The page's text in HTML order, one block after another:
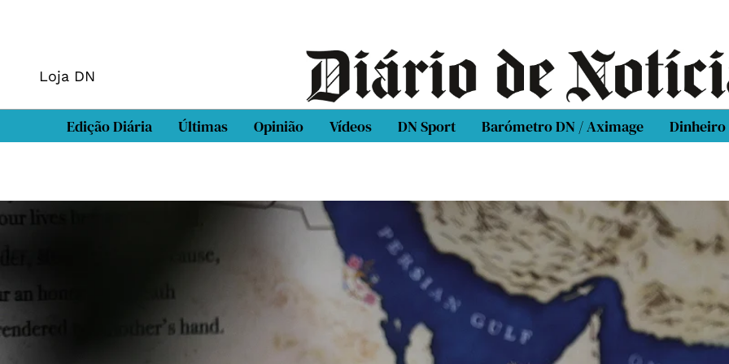
Loja DN
Edição Diária Últimas Opinião Vídeos DN Sport Barómetro DN / Aximage Dinheiro